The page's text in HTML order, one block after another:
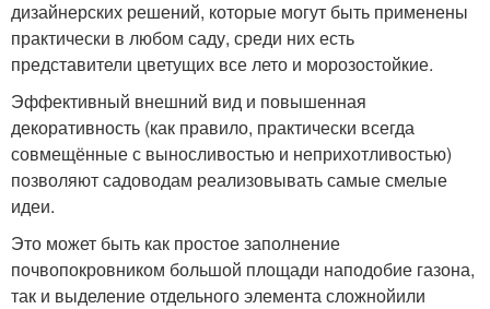
дизайнерских решений, которые могут быть применены
практически в любом саду, среди них есть
представители цветущих все лето и морозостойкие.
Эффективный внешний вид и повышенная
декоративность (как правило, практически всегда
совмещённые с выносливостью и неприхотливостью)
позволяют садоводам реализовывать самые смелые
идеи.
Это может быть как простое заполнение
почвопокровником большой площади наподобие газона,
так и выделение отдельного элемента сложнойили